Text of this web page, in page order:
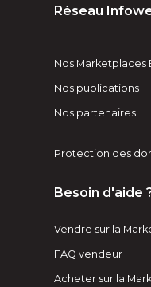
Réseau
Nos Marketplaces
Nos publications
Nos partenaires
Protection des
Besoin d'aide
Vendre sur la
FAQ vendeur
Acheter sur la